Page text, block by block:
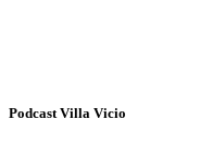
Podcast Villa Vicio